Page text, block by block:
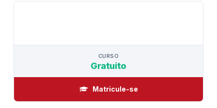
CURSO
Gratuito
Matricule-se